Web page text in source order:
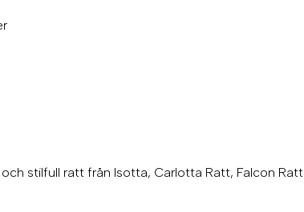
stilfull ratt från Isotta, Carlotta Ratt, Falcon Ratt